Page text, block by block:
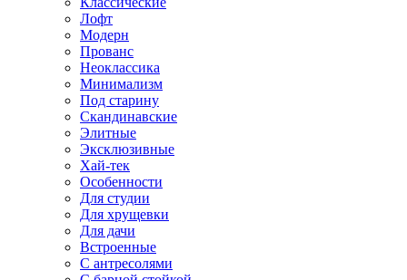
Лофт
Модерн
Прованс
Неоклассика
Минимализм
Под старину
Скандинавские
Элитные
Эксклюзивные
Хай-тек
Особенности
Для студии
Для хрущевки
Для дачи
Встроенные
С антресолями